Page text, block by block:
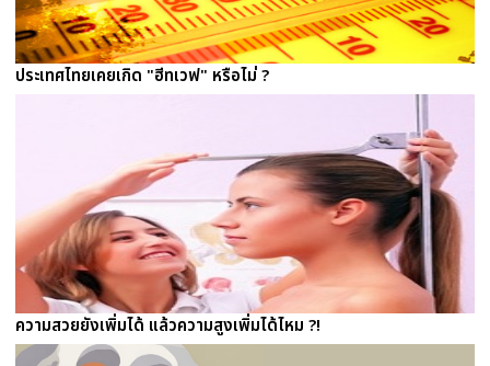
ประเทศไทยเคยเกิด "ฮีทเวฟ" หรือไม่ ?
ความสวยยังเพิ่มได้ แล้วความสูงเพิ่มได้ไหม ?!